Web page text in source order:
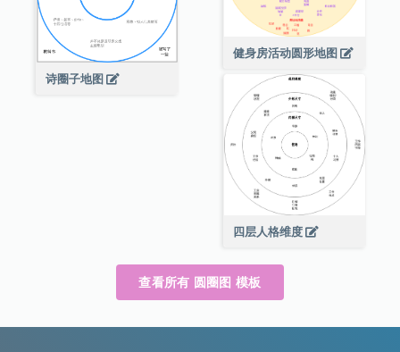
健身房活动圆形地图
诗圈子地图
四层人格维度
查看所有 圆圈图 模板